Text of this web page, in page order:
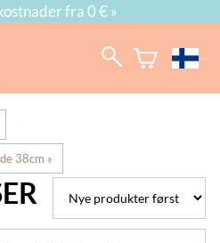
fra 0 € »
38cm ‪»